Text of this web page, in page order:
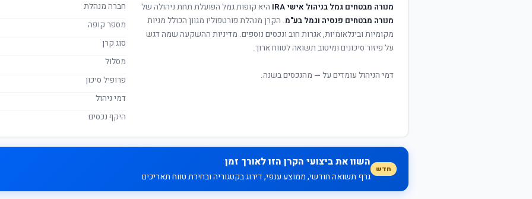
מנורה מבטחים גמל בניהול אישי IRA
היא קופות גמל הפועלת תחת ניהולה של
מנורה מבטחים פנסיה וגמל בע"מ. הקרן מנהלת פורטפוליו מגוון הכולל מניות
מקומיות ובינלאומיות, אגרות חוב ונכסים נוספים. מדיניות ההשקעה שמה דגש
על פיזור סיכונים ומיטוב תשואה לטווח ארוך.
דמי הניהול עומדים על — מהנכסים בשנה.
חברה מנהלת
מספר קופה
סוג קרן
מסלול
פרופיל סיכון
דמי ניהול
היקף נכסים
חדש
השוו את ביצועי הקרן הזו לאורך זמן
גרף תשואה חודשי, ממוצע ענפי, דירוג בקטגוריה ובחירת טווח תאריכים